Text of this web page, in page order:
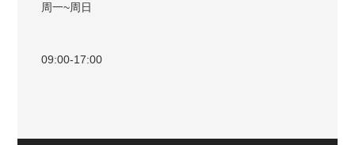
周一~周日
09:00-17:00